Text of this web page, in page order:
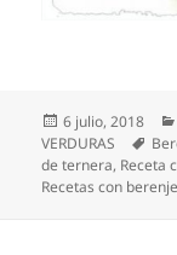
Publicado
el
6 julio, 2018
VERDURAS
de ternera, Receta
Recetas con